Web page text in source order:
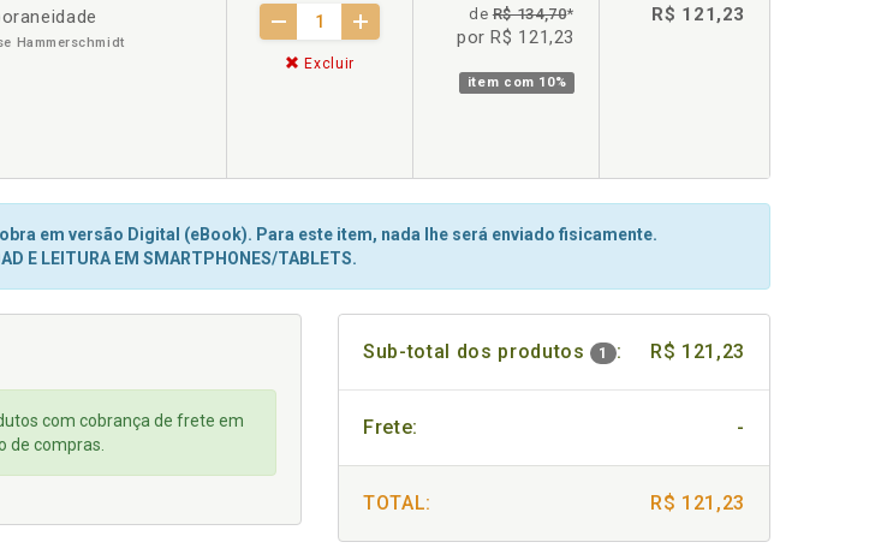
Hammerschmidt
Excluir
deR$ 134,70*
por R$ 121,23
item com 10%
R$ 121,23
em versão Digital (eBook). Para este item, nada lhe será enviado fisicamente.
E LEITURA EM SMARTPHONES/TABLETS.
com cobrança de frete em
de compras.
Sub-total dos produtos 1 : R$ 121,23
Frete: -
TOTAL: R$ 121,23